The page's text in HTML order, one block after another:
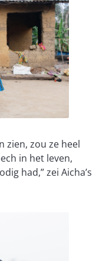
zien, zou ze heel
in het leven,
had,” zei Aicha’s